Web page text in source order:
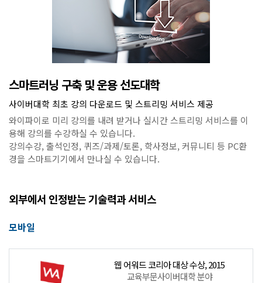
스마트러닝 구축 및 운용 선도대학
사이버대학 최초 강의 다운로드 및 스트리밍 서비스 제공
와이파이로 미리 강의를 내려 받거나 실시간 스트리밍 서비스를 이
용해 강의를 수강하실 수 있습니다.
강의수강, 출석인정, 퀴즈/과제/토론, 학사정보, 커뮤니티 등 PC환
경을 스마트기기에서 만나실 수 있습니다.
외부에서 인정받는 기술력과 서비스
모바일
웹 어워드 코리아 대상 수상, 2015
교육부문사이버대학 분야